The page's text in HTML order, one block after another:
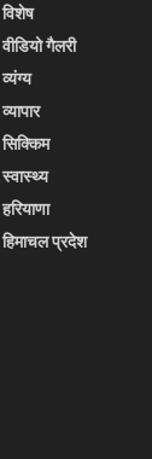
विशेष
वीडियो गैलरी
व्यंग्य
व्यापार
सिक्किम
स्वास्थ्य
हरियाणा
हिमाचल प्रदेश